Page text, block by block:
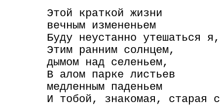
Этой краткой жизни
вечным измененьем
Буду неустанно утешаться
Этим ранним солнцем,
дымом над селеньем,
В алом парке листьев
медленным паденьем
И тобой, знакомая, старая